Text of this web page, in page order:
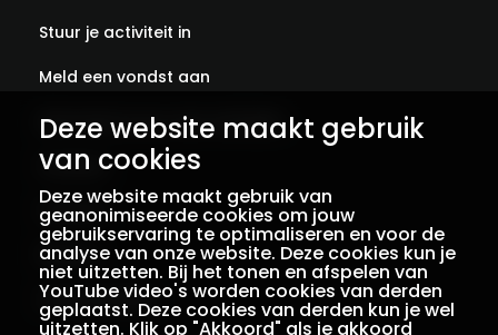
Deze website maakt gebruik
van cookies
Deze website maakt gebruik van
geanonimiseerde cookies om jouw
gebruikservaring te optimaliseren en voor de
analyse van onze website. Deze cookies kun je
niet uitzetten. Bij het tonen en afspelen van
YouTube video's worden cookies van derden
geplaatst. Deze cookies van derden kun je wel
uitzetten. Klik op "Akkoord" als je akkoord
Stuur je activiteit in
Meld een vondst aan
Abonneer je op onze verhalen
Contact
Colofon
Privacy
Voorwaarden